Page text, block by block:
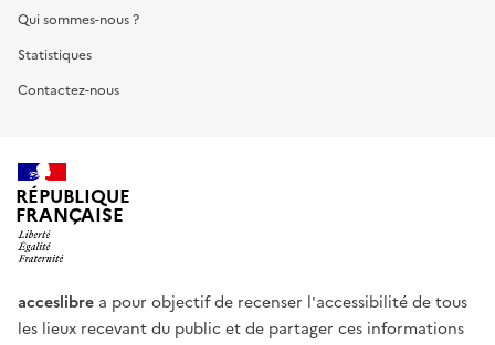
Qui sommes-nous ?
Statistiques
Contactez-nous
RÉPUBLIQUE
FRANÇAISE
acceslibre a pour objectif de recenser l'accessibilité de tous
les lieux recevant du public et de partager ces informations